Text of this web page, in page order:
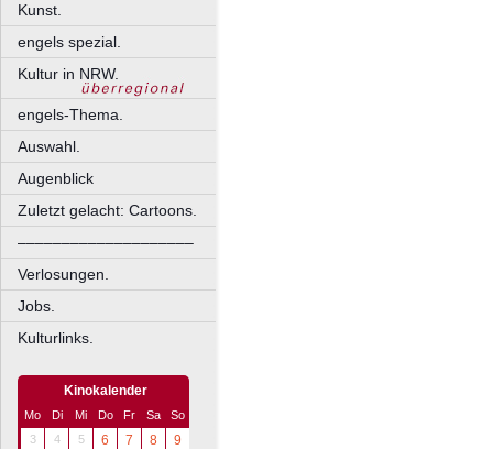
Kunst.
engels spezial.
Kultur in NRW.
engels-Thema.
Auswahl.
Augenblick
Zuletzt gelacht: Cartoons.
––––––––––––––––––––
Verlosungen.
Jobs.
Kulturlinks.
Kinokalender
Mo Di Mi Do Fr Sa
So
3
4 5 6 7 8
9